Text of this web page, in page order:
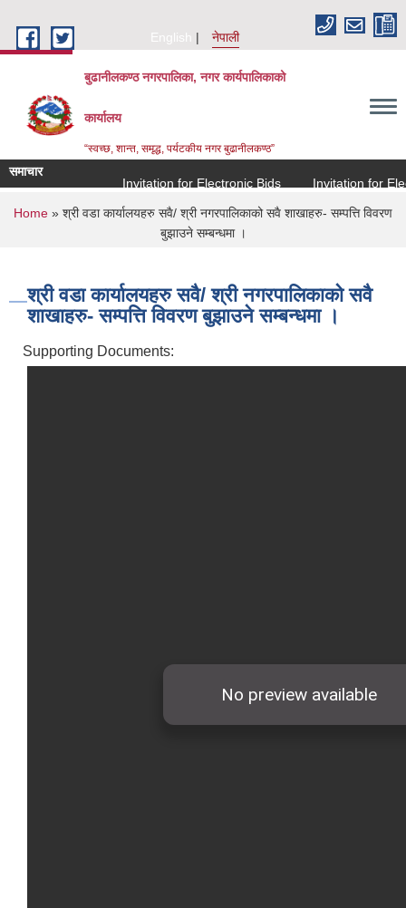
English
नेपाली
बुढानीलकण्ठ नगरपालिका, नगर कार्यपालिकाको
कार्यालय
“स्वच्छ, शान्त, समृद्ध, पर्यटकीय नगर बुढानीलकण्ठ”
समाचार
Invitation for Electronic Bids
Invitation for
You are here
Home » श्री वडा कार्यालयहरु सवै/ श्री नगरपालिकाको सवै शाखाहरु- सम्पत्ति विवरण
बुझाउने सम्बन्धमा ।
श्री वडा कार्यालयहरु सवै/ श्री नगरपालिकाको सवै
शाखाहरु- सम्पत्ति विवरण बुझाउने सम्बन्धमा ।
Supporting Documents: